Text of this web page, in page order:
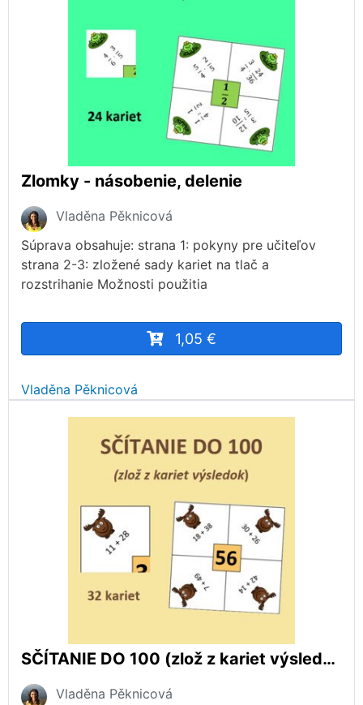
Zlomky - násobenie, delenie
Vladěna Pěknicová
Súprava obsahuje: strana 1: pokyny pre učiteľov
strana 2-3: zložené sady kariet na tlač a
rozstrihanie Možnosti použitia
1,05 €
Vladěna Pěknicová
SČÍTANIE DO 100 (zlož z kariet výsledok)
Vladěna Pěknicová